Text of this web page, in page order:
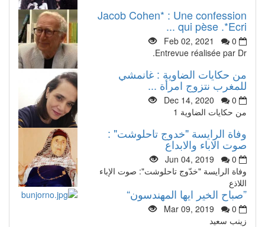
Jacob Cohen* : Une confession
qui pèse .*Ecri ...
Feb 02, 2021
0
Entrevue réalisée par Dr.
من حكايات الضاوية : غانمشي
للمغرب نتزوج امرأة ...
Dec 14, 2020
0
من حكايات الضاوية 1
وفاة الرايسة "خدوج تاحلوشت" :
صوت الاباء والابداع
Jun 04, 2019
0
وفاة الرايسة "خدّوج تاحلوشت": صوت الإباء
اللاذع
”صباح الخير ايها المهندسون“
Mar 09, 2019
0
زينب سعيد